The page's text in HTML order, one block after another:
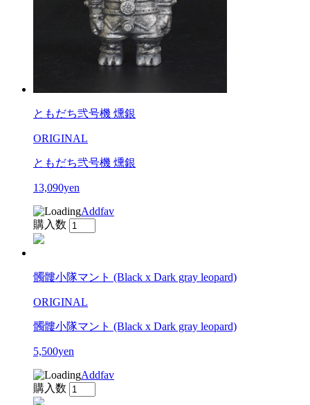
ともだち弐号機 燻銀
ORIGINAL
ともだち弐号機 燻銀
13,090yen
Addfav
購入数
髑髏小隊マント (Black x Dark gray leopard)
ORIGINAL
髑髏小隊マント (Black x Dark gray leopard)
5,500yen
Addfav
購入数